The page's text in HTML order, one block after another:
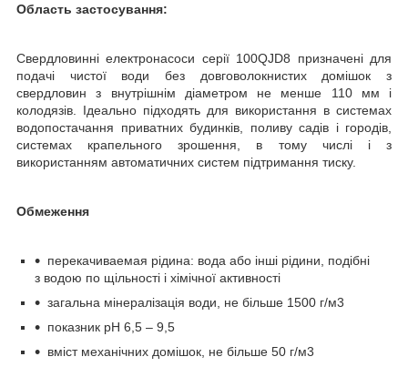
Область застосування:
Свердловинні електронасоси серії 100QJD8 призначені для
подачі чистої води без довговолокнистих домішок з
свердловин з внутрішнім діаметром не менше 110 мм і
колодязів. Ідеально підходять для використання в системах
водопостачання приватних будинків, поливу садів і городів,
системах крапельного зрошення, в тому числі і з
використанням автоматичних систем підтримання тиску.
Обмеження
перекачиваемая рідина: вода або інші рідини, подібні
з водою по щільності і хімічної активності
загальна мінералізація води, не більше 1500 г/м3
показник рН 6,5 – 9,5
вміст механічних домішок, не більше 50 г/м3